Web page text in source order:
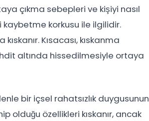
çıkma sebepleri ve kişiyi nasıl
kaybetme korkusu ile ilgilidir.
Kısacası, kıskanma
altında hissedilmesiyle ortaya
bir içsel rahatsızlık duygusunun
olduğu özellikleri kıskanır, ancak